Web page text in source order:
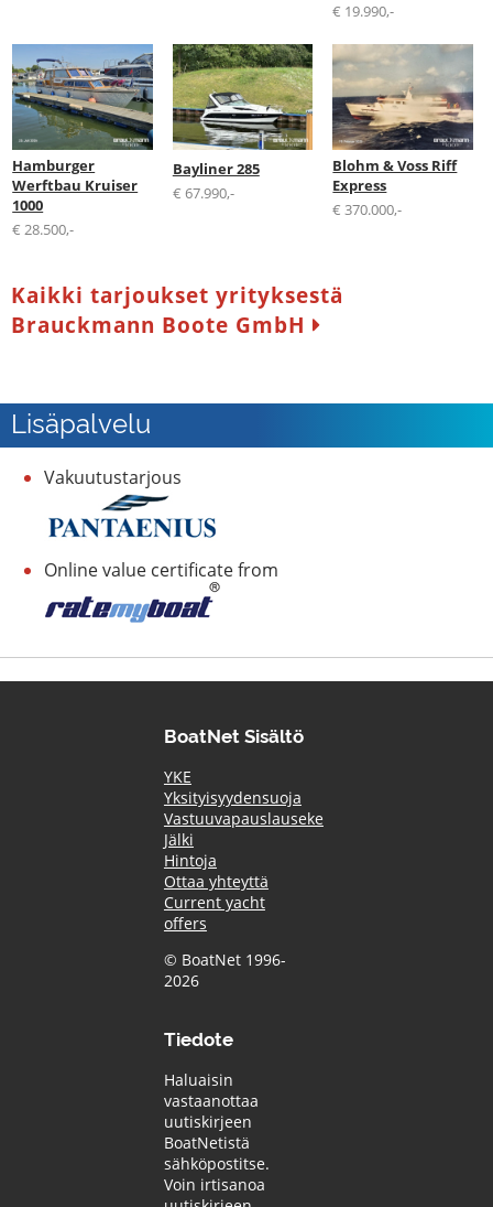
€ 19.990,-
Hamburger
Werftbau Kruiser
1000
€ 28.500,-
Bayliner 285
€ 67.990,-
Blohm & Voss Riff
Express
€ 370.000,-
Kaikki tarjoukset yrityksestä
Brauckmann Boote GmbH
Lisäpalvelu
Vakuutustarjous
Online value certificate from
BoatNet Sisältö
YKE
Yksityisyydensuoja
Vastuuvapauslauseke
Jälki
Hintoja
Ottaa yhteyttä
Current yacht
offers
© BoatNet 1996-
2026
Tiedote
Haluaisin
vastaanottaa
uutiskirjeen
BoatNetistä
sähköpostitse.
Voin irtisanoa